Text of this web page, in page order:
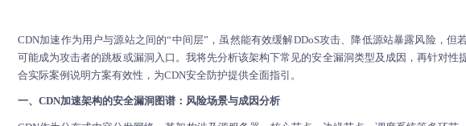
CDN加速作为用户与源站之间的“中间层”，虽然能有效缓解DDoS攻击、降低源站暴露风险，但
可能成为攻击者的跳板或漏洞入口。我将先分析该架构下常见的安全漏洞类型及成因，再针对性
合实际案例说明方案有效性，为CDN安全防护提供全面指引。
一、 CDN加速架构的安全漏洞图谱：风险场景与成因分析